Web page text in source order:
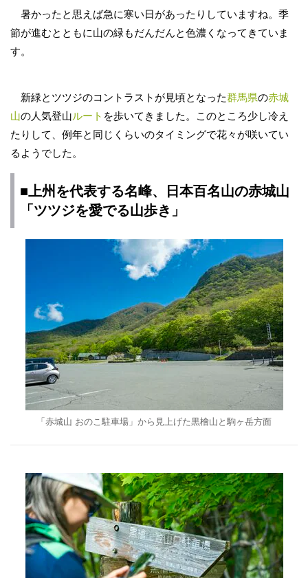
暑かったと思えば急に寒い日があったりしていますね。季
節が進むとともに山の緑もだんだんと色濃くなってきていま
す。
新緑とツツジのコントラストが見頃となった群馬県の赤城
山の人気登山ルート を歩いてきました。このところ少し冷え
たりして、例年と同じくらいのタイミングで花々が咲いてい
るようでした。
■上州を代表する名峰、日本百名山の赤城山
「ツツジを愛でる山歩き」
「赤城山 おのこ駐車場」から見上げた黒檜山と駒ヶ岳方面